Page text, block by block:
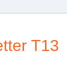
T13